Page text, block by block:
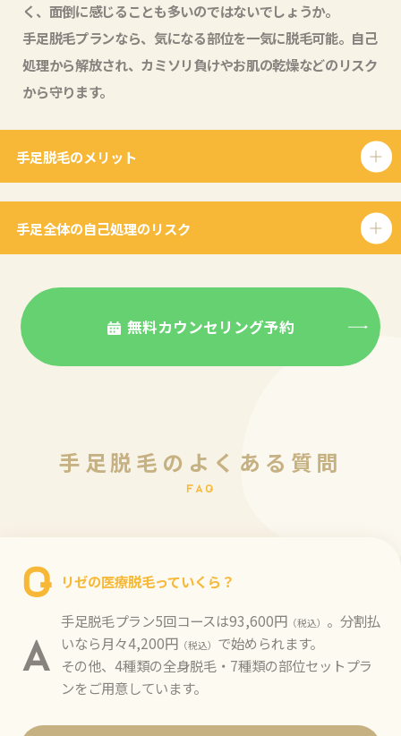
く、面倒に感じることも多いのではないでしょうか。
手足脱毛プランなら、気になる部位を一気に脱毛可能。自己
処理から解放され、カミソリ負けやお肌の乾燥などのリスク
から守ります。
手足脱毛のメリット
手足全体の自己処理のリスク
無料カウンセリング予約
手 足脱 毛 の よ く あ る 質 問
F A Q
Q リゼの医療脱毛っていくら？
A
手足脱毛プラン5回コースは93,600円 （税込） 。分割払
いなら月々4,200円 （税込） で始められます。
その他、4種類の全身脱毛・7種類の部位セットプラ
ンをご用意しています。